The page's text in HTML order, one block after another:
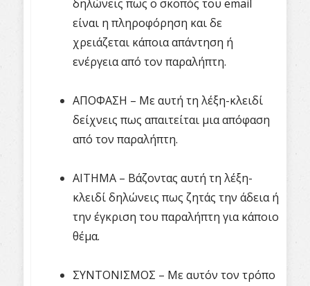
δηλώνεις πως ο σκοπός του email
είναι η πληροφόρηση και δε
χρειάζεται κάποια απάντηση ή
ενέργεια από τον παραλήπτη.
ΑΠΟΦΑΣΗ – Με αυτή τη λέξη-κλειδί
δείχνεις πως απαιτείται μια απόφαση
από τον παραλήπτη.
ΑΙΤΗΜΑ – Βάζοντας αυτή τη λέξη-
κλειδί δηλώνεις πως ζητάς την άδεια ή
την έγκριση του παραλήπτη για κάποιο
θέμα.
ΣΥΝΤΟΝΙΣΜΟΣ – Με αυτόν τον τρόπο